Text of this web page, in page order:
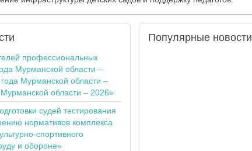
профессиональных
Мурманской области –
Мурманской области –
области – 2026»
судей тестирования
нормативов комплекса
спортивного
и обороне»
Популярныеновости